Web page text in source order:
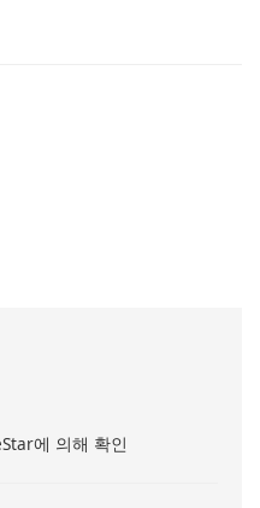
에 의해 확인